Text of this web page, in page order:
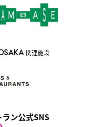
ン公式SNS
関連施設